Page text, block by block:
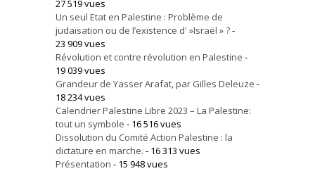
27 519 vues
Un seul Etat en Palestine : Problème de
judaïsation ou de l’existence d' »Israël » ?-
23 909 vues
Révolution et contre révolution en Palestine -
19 039 vues
Grandeur de Yasser Arafat, par Gilles Deleuze -
18 234 vues
Calendrier Palestine Libre 2023 – La Palestine:
tout un symbole - 16 516 vues
Dissolution du Comité Action Palestine : la
dictature en marche. - 16 313 vues
Présentation - 15 948 vues